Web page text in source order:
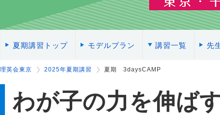
夏期講習トップ モデルプラン 講習一覧 先
理英会東京 2025年夏期講習 夏期 3daysCAMP
わが子の力を伸ば